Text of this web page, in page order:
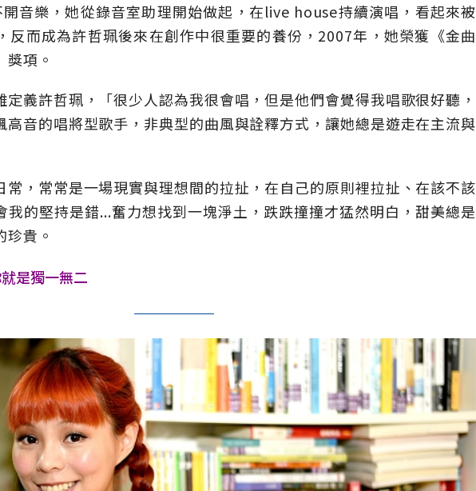
音樂，她從錄音室助理開始做起，在live house持續演唱，看起來被
反而成為許哲珮後來在創作中很重要的養份，2007年，她榮獲《金曲
項。
義許哲珮，「很少人認為我很會唱，但是他們會覺得我唱歌很好聽，
高音的唱將型歌手，非典型的曲風與詮釋方式，讓她總是遊走在主流與
常，常常是一場現實與理想間的拉扯，在自己的原則裡拉扯、在該不該
我的堅持是錯...奮力想找到一塊淨土，跌跌撞撞才猛然明白，甜美總是
貴。
是獨一無二